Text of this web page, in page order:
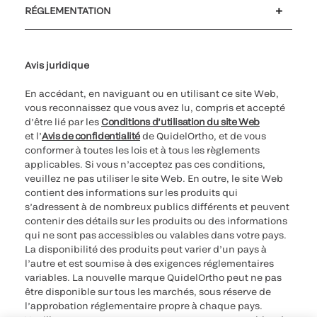
RÉGLEMENTATION
Avis juridique
En accédant, en naviguant ou en utilisant ce site Web,
vous reconnaissez que vous avez lu, compris et accepté
d’être lié par lesConditions d’utilisation du site Web
et l’Avis de confidentialitéde QuidelOrtho, et de vous
conformer à toutes les lois et à tous les règlements
applicables. Si vous n’acceptez pas ces conditions,
veuillez ne pas utiliser le site Web. En outre, le site Web
contient des informations sur les produits qui
s’adressent à de nombreux publics différents et peuvent
contenir des détails sur les produits ou des informations
qui ne sont pas accessibles ou valables dans votre pays.
La disponibilité des produits peut varier d’un pays à
l’autre et est soumise à des exigences réglementaires
variables. La nouvelle marque QuidelOrtho peut ne pas
être disponible sur tous les marchés, sous réserve de
l’approbation réglementaire propre à chaque pays.